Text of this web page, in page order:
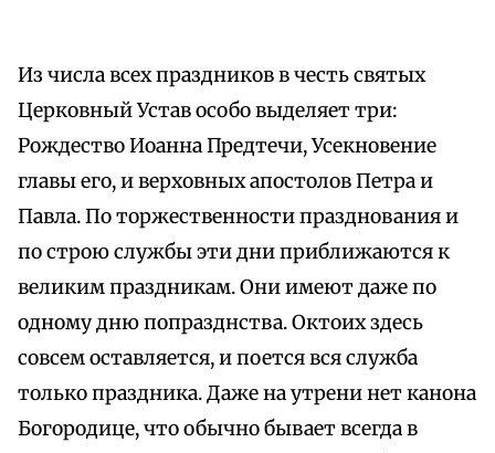
Из числа всех праздников в честь святых
Церковный Устав особо выделяет три:
Рождество Иоанна Предтечи, Усекновение
главы его, и верховных апостолов Петра и
Павла. По торжественности празднования и
по строю службы эти дни приближаются к
великим праздникам. Они имеют даже по
одному дню попразднства. Октоих здесь
совсем оставляется, и поется вся служба
только праздника. Даже на утрени нет канона
Богородице, что обычно бывает всегда в